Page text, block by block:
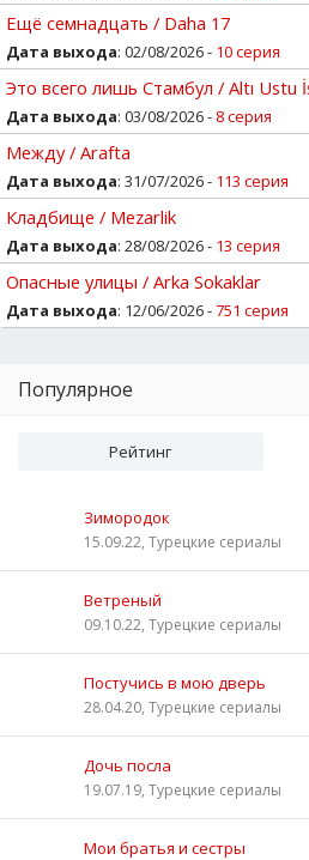
Ещё семнадцать / Daha 17
Дата выхода: 02/08/2026 - 10 серия
Это всего лишь Стамбул / Altı Ustu
Дата выхода: 03/08/2026 - 8 серия
Между / Arafta
Дата выхода: 31/07/2026 - 113 серия
Кладбище / Mezarlik
Дата выхода: 28/08/2026 - 13 серия
Опасные улицы / Arka Sokaklar
Дата выхода: 12/06/2026 -751 серия
Популярное
Рейтинг
Зимородок
15.09.22, Турецкие сериалы
Ветреный
09.10.22, Турецкие сериалы
Постучись в мою дверь
28.04.20, Турецкие сериалы
Дочь посла
19.07.19, Турецкие сериалы
Мои братья и сестры